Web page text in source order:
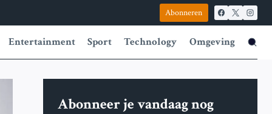
Abonneren
Entertainment Sport Technology Omgeving
Abonneer je vandaag nog